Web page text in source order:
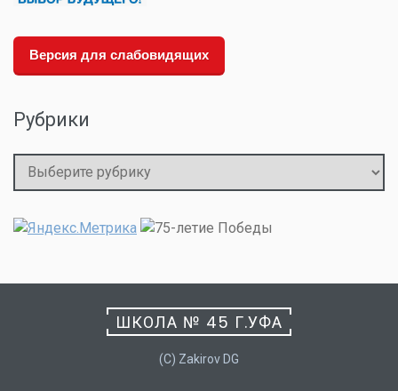
Версия для слабовидящих
Рубрики
Рубрики
ШКОЛА № 45 Г.УФА
(C) Zakirov DG